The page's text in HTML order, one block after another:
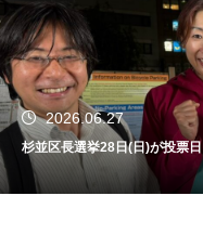
2026.06.27
杉並区長選挙28日(日)が投票